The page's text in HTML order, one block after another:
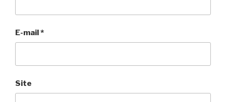
E-mail*
Site